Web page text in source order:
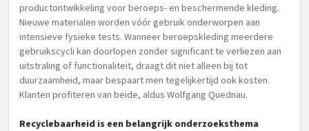
productontwikkeling voor beroeps- en beschermende kleding.
Nieuwe materialen worden vóór gebruik onderworpen aan
intensieve fysieke tests. Wanneer beroepskleding meerdere
gebruikscycli kan doorlopen zonder significant te verliezen aan
uitstraling of functionaliteit, draagt dit niet alleen bij tot
duurzaamheid, maar bespaart men tegelijkertijd ook kosten.
Klanten profiteren van beide, aldus Wolfgang Quednau.
Recyclebaarheid is een belangrijk onderzoeksthema